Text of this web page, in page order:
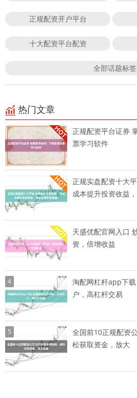
正规配资开户平台
十大配资平台配资
全部话题标签
热门文章
正规配资平台证券
票学习软件
正规实盘配资十大
成本提升投资收益，
天盛优配官网入口
资，倍增收益
4
淘配网杠杆app下
户，高杠杆交易
5
全国前10正规配资
松获取资金，放大